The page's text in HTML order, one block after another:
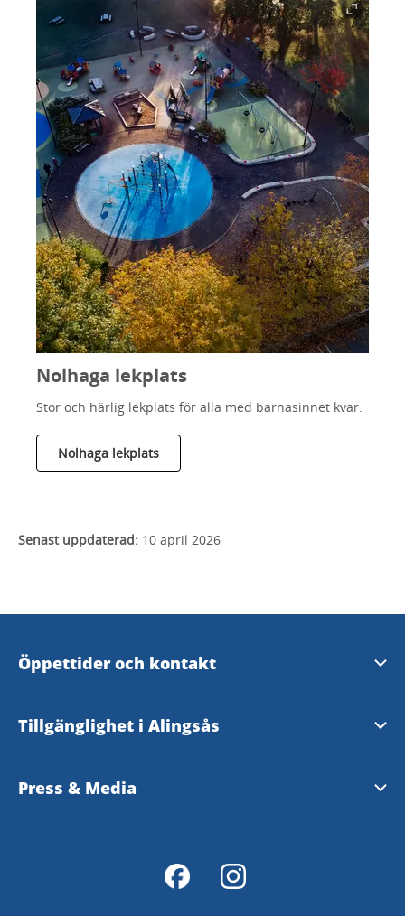
Nolhaga lekplats
Stor och härlig lekplats för alla med barnasinnet kvar.
Nolhaga lekplats
Senast uppdaterad: 10 april 2026
Öppettider och kontakt
Öppettider och kontakt
Tillgänglighet i Alingsås
Tillgänglighetsguide - TD
Press & Media